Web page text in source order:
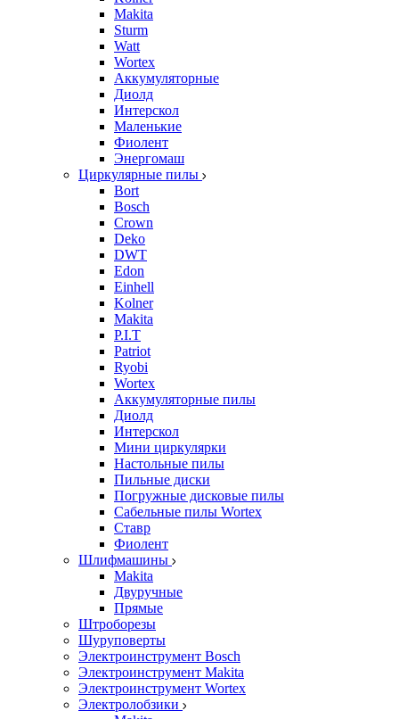
Makita
Sturm
Watt
Wortex
Аккумуляторные
Диолд
Интерскол
Маленькие
Фиолент
Энергомаш
Циркулярные пилы
Bort
Bosch
Crown
Deko
DWT
Edon
Einhell
Kolner
Makita
P.I.T
Patriot
Ryobi
Wortex
Аккумуляторные пилы
Диолд
Интерскол
Мини циркулярки
Настольные пилы
Пильные диски
Погружные дисковые пилы
Сабельные пилы Wortex
Ставр
Фиолент
Шлифмашины
Makita
Двуручные
Прямые
Штроборезы
Шуруповерты
Электроинструмент Bosch
Электроинструмент Makita
Электроинструмент Wortex
Электролобзики